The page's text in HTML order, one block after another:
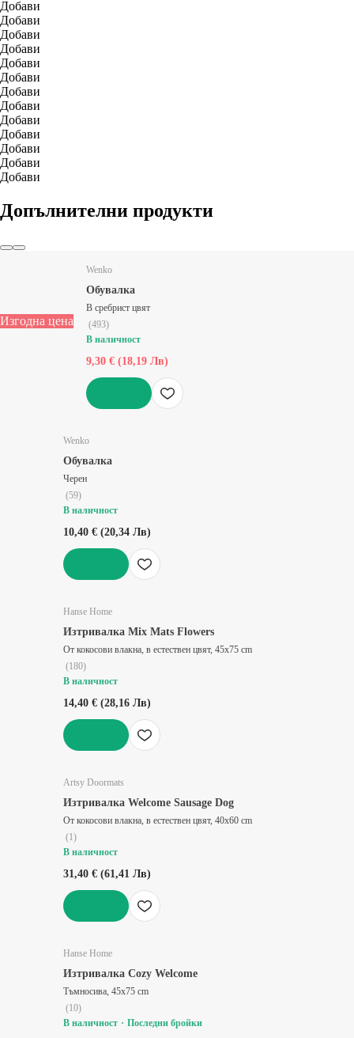
Добави
Добави
Добави
Добави
Добави
Добави
Добави
Добави
Добави
Добави
Добави
Добави
Добави
Допълнителни продукти
Изгодна цена
Wenko
Обувалка
В сребрист цвят
(493)
В наличност
9,30 € (18,19 Лв)
Wenko
Обувалка
Черен
(59)
В наличност
10,40 € (20,34 Лв)
Hanse Home
Изтривалка Mix Mats Flowers
От кокосови влакна, в естествен цвят, 45x75 cm
(180)
В наличност
14,40 € (28,16 Лв)
Artsy Doormats
Изтривалка Welcome Sausage Dog
От кокосови влакна, в естествен цвят, 40x60 cm
(1)
В наличност
31,40 € (61,41 Лв)
Hanse Home
Изтривалка Cozy Welcome
Тъмносива, 45x75 cm
(10)
В наличност
Последни бройки